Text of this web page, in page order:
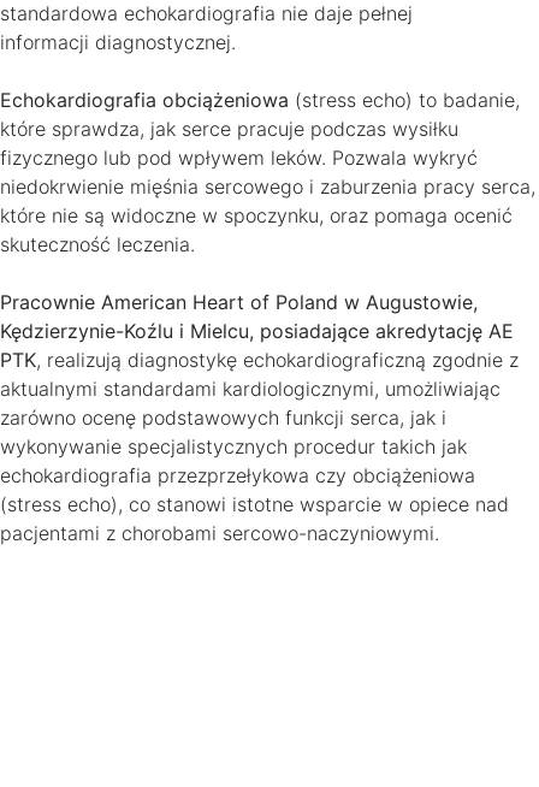
standardowa echokardiografia nie daje pełnej
informacji diagnostycznej.
Echokardiografia obciążeniowa (stress echo) to badanie,
które sprawdza, jak serce pracuje podczas wysiłku
fizycznego lub pod wpływem leków. Pozwala wykryć
niedokrwienie mięśnia sercowego i zaburzenia pracy serca,
które nie są widoczne w spoczynku, oraz pomaga ocenić
skuteczność leczenia.
Pracownie American Heart of Poland w Augustowie,
Kędzierzynie-Koźlu i Mielcu, posiadające akredytację AE
PTK, realizują diagnostykę echokardiograficzną zgodnie z
aktualnymi standardami kardiologicznymi, umożliwiając
zarówno ocenę podstawowych funkcji serca, jak i
wykonywanie specjalistycznych procedur takich jak
echokardiografia przezprzełykowa czy obciążeniowa
(stress echo), co stanowi istotne wsparcie w opiece nad
pacjentami z chorobami sercowo-naczyniowymi.